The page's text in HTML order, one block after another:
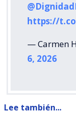
https://
— Carmen
6, 2026
Lee también...